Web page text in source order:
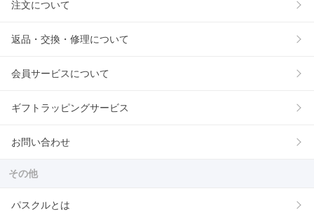
注文について
返品・交換・修理について
会員サービスについて
ギフトラッピングサービス
お問い合わせ
その他
パスクルとは